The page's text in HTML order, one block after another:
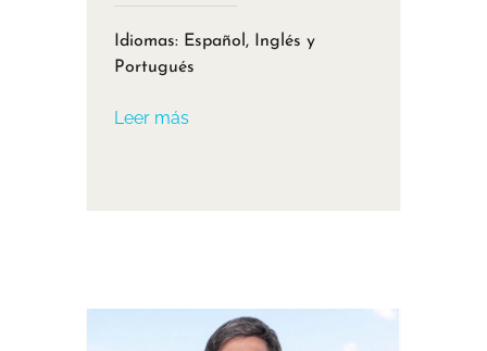
Idiomas: Español, Inglés y
Portugués
Leer más